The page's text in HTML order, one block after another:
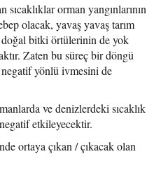
orman yangınlarının
olacak, yavaş yavaş tarım
bitki örtülerinin de yok
Zaten bu süreç bir döngü
negatif yönlü ivmesini de
ve denizlerdeki sıcaklık
etkileyecektir.
ortaya çıkan / çıkacak olan